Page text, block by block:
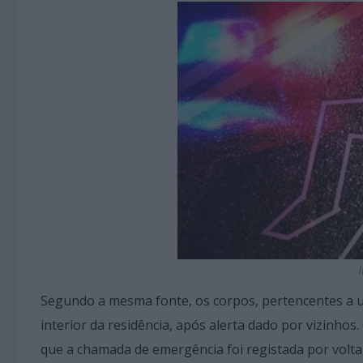
Segundo a mesma fonte, os corpos, pertencentes
interior da residência, após alerta dado por
que a chamada de emergência foi registada por